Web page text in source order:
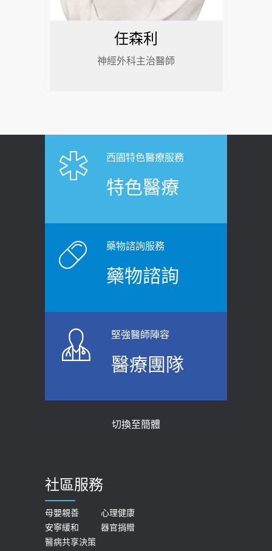
任森利
神經外科主治醫師
西園特色醫療服務
特色醫療
藥物諮詢服務
藥物諮詢
堅強醫師陣容
醫療團隊
切換至簡體
社區服務
母嬰親善
心理健康
安寧緩和
器官捐贈
醫病共享決策